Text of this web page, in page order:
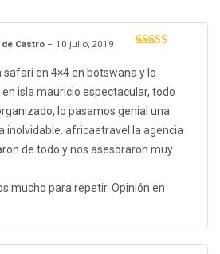
5 de 5
de Castro – 10 julio, 2019
safari en 4×4 en botswana y lo
isla mauricio espectacular, todo
lo pasamos genial una
inolvidable. africaetravel la agencia
de todo y nos asesoraron muy
mucho para repetir. Opinión en